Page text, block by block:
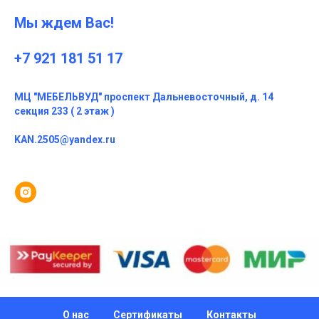
Мы ждем Вас!
+7 921 181 51 17
МЦ "МЕБЕЛЬВУД" проспект Дальневосточный, д. 14
секция 233 ( 2 этаж )
KAN.2505@yandex.ru
О нас Сертификаты Контакты